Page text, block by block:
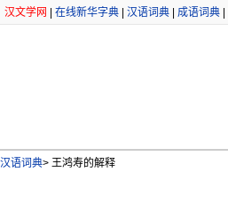
汉文学网 在线新华字典 汉语词典 成语词典
汉语词典> 王鸿寿的解释